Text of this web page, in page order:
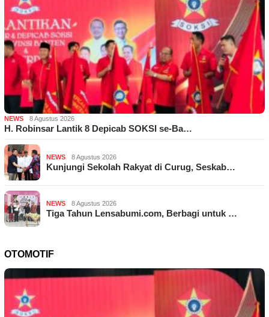
NEWS 8 Agustus 2026
H. Robinsar Lantik 8 Depicab SOKSI se-Ba…
NEWS 8 Agustus 2026
Kunjungi Sekolah Rakyat di Curug, Seskab…
NEWS 8 Agustus 2026
Tiga Tahun Lensabumi.com, Berbagi untuk …
OTOMOTIF